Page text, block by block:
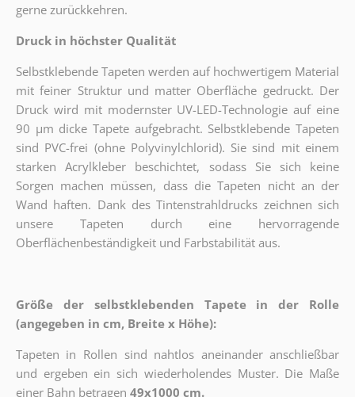
gerne zurückkehren.
Druck in höchster Qualität
Selbstklebende Tapeten werden auf hochwertigem Material
mit feiner Struktur und matter Oberfläche gedruckt. Der
Druck wird mit modernster UV-LED-Technologie auf eine
90 µm dicke Tapete aufgebracht. Selbstklebende Tapeten
sind PVC-frei (ohne Polyvinylchlorid). Sie sind mit einem
starken Acrylkleber beschichtet, sodass Sie sich keine
Sorgen machen müssen, dass die Tapeten nicht an der
Wand haften. Dank des Tintenstrahldrucks zeichnen sich
unsere Tapeten durch eine hervorragende
Oberflächenbeständigkeit und Farbstabilität aus.
Größe der selbstklebenden Tapete in der Rolle
(angegeben in cm, Breite x Höhe):
Tapeten in Rollen sind nahtlos aneinander anschließbar
und ergeben ein sich wiederholendes Muster. Die Maße
einer Bahn betragen 49x1000 cm.